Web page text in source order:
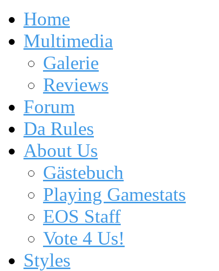
Home
Multimedia
Galerie
Reviews
Forum
Da Rules
About Us
Gästebuch
Playing Gamestats
EOS Staff
Vote 4 Us!
Styles